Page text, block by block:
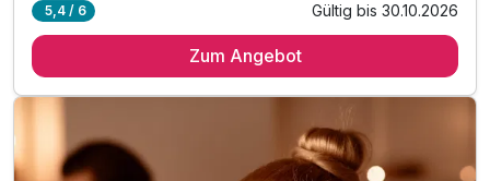
2 x abwechslungsreiches Frühstück
Nutzung des 1000m² großen Wellnessoase im Hotel
inkl. Nutzung Innen- & Außenpool - Badelandschaft
5,4 / 6 Gültig bis 30.10.2026
Zum Angebot